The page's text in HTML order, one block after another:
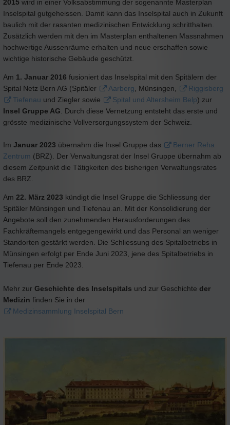
2015 wird in einer Volksabstimmung der sogenannte Masterplan
Inselspital gutgeheissen. Damit kann das Inselspital auch in Zukunft
baulich mit der rasanten medizinischen Entwicklung schritthalten.
Zusätzlich werden mit den im Masterplan enthaltenen Massnahmen
hochwertige Aussenräume erhalten und neue erschaffen sowie
wichtige historische Gebäude geschützt.
Am 1. Januar 2016 fusioniert das Inselspital mit den Spitälern der
Spital Netz Bern AG (Spitäler
Aarberg , Münsingen,
Riggisberg
Tiefenau und Ziegler sowie Spital und Altersheim Belp) zur
Insel Gruppe AG . Durch diese Vernetzung entsteht das erste und
grösste medizinische Vollversorgungssystem der Schweiz.
Im Januar 2023 übernahm die Insel Gruppe das
Berner Reha
Zentrum (BRZ). Der Verwaltungsrat der Insel Gruppe übernahm ab
diesem Zeitpunkt die Tätigkeiten des bisherigen Verwaltungsrates
des BRZ.
Am 22. März 2023 kündigt die Insel Gruppe die Schliessung der
Spitäler Münsingen und Tiefenau an. Mit der Konsolidierung der
Angebote soll den zunehmenden Herausforderungen des
Fachkräftemangels entgegengewirkt und das Personal an weniger
Standorten gestärkt werden. Die Schliessung des Spitalbetriebs in
Münsingen erfolgt per Ende Juni 2023, jene des Spitalbetriebs in
Tiefenau per Ende 2023.
Mehr zur Geschichte des Inselspitals und zur Geschichte der
Medizin finden Sie in der
Medizinsammlung Inselspital Bern